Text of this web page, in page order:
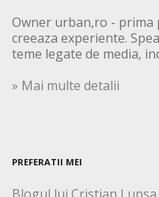
Owner urban,ro -
creeaza experiente.
teme legate de media,
» Mai multe detalii
PREFERATII MEI
Blogul lui Cristian Lupsa